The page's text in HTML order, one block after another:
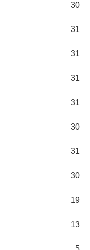
30
31
31
31
31
30
31
30
19
13